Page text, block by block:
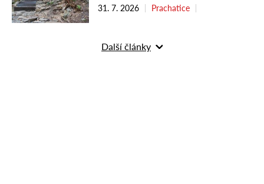
31. 7. 2026 Prachatice
Další články